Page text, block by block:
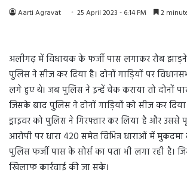
Aarti Agravat 25 April 2023 - 6:14 PM 2
अलीगढ़ में विधायक के फर्जी पास लगाकर रौब झाड़ने
पुलिस ने सीज कर दिया है। दोनों गाड़ियों पर
लगे हुए थे। जब पुलिस ने इन्हें चेक कराया तो दोनों
जिसके बाद पुलिस ने दोनों गाड़ियों को सीज कर
ड्राइवर को पुलिस ने गिरफ्तार कर लिया है और उससे
आरोपी पर धारा 420 समेत विभिन्न धाराओं में
पुलिस फर्जी पास के सोर्स का पता भी लगा रही है।
खिलाफ कार्रवाई की जा सके।